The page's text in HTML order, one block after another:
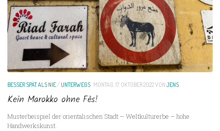
BESSER SPÄT ALS NIE/UNTERWEGS MONTAG, 17. OKTOBER 2022VONJENS
Kein Marokko ohne Fès!
Musterbeispiel der orientalischen Stadt – Weltkulturerbe – hohe
Handwerkskunst.